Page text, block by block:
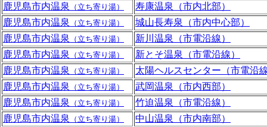
鹿児島市内温泉
（立ち寄り湯）
寿康温泉（市内北部）
鹿児島市内温泉
（立ち寄り湯）
城山長寿泉（市内中心部）
鹿児島市内温泉
（立ち寄り湯）
新川温泉（市電沿線）
鹿児島市内温泉
（立ち寄り湯）
新とそ温泉（市電沿線）
鹿児島市内温泉
（立ち寄り湯）
太陽ヘルスセンター（市電沿
鹿児島市内温泉
（立ち寄り湯）
武岡温泉（市内西部）
鹿児島市内温泉
（立ち寄り湯）
竹迫温泉（市電沿線）
鹿児島市内温泉
（立ち寄り湯）
中山温泉（市内南部）